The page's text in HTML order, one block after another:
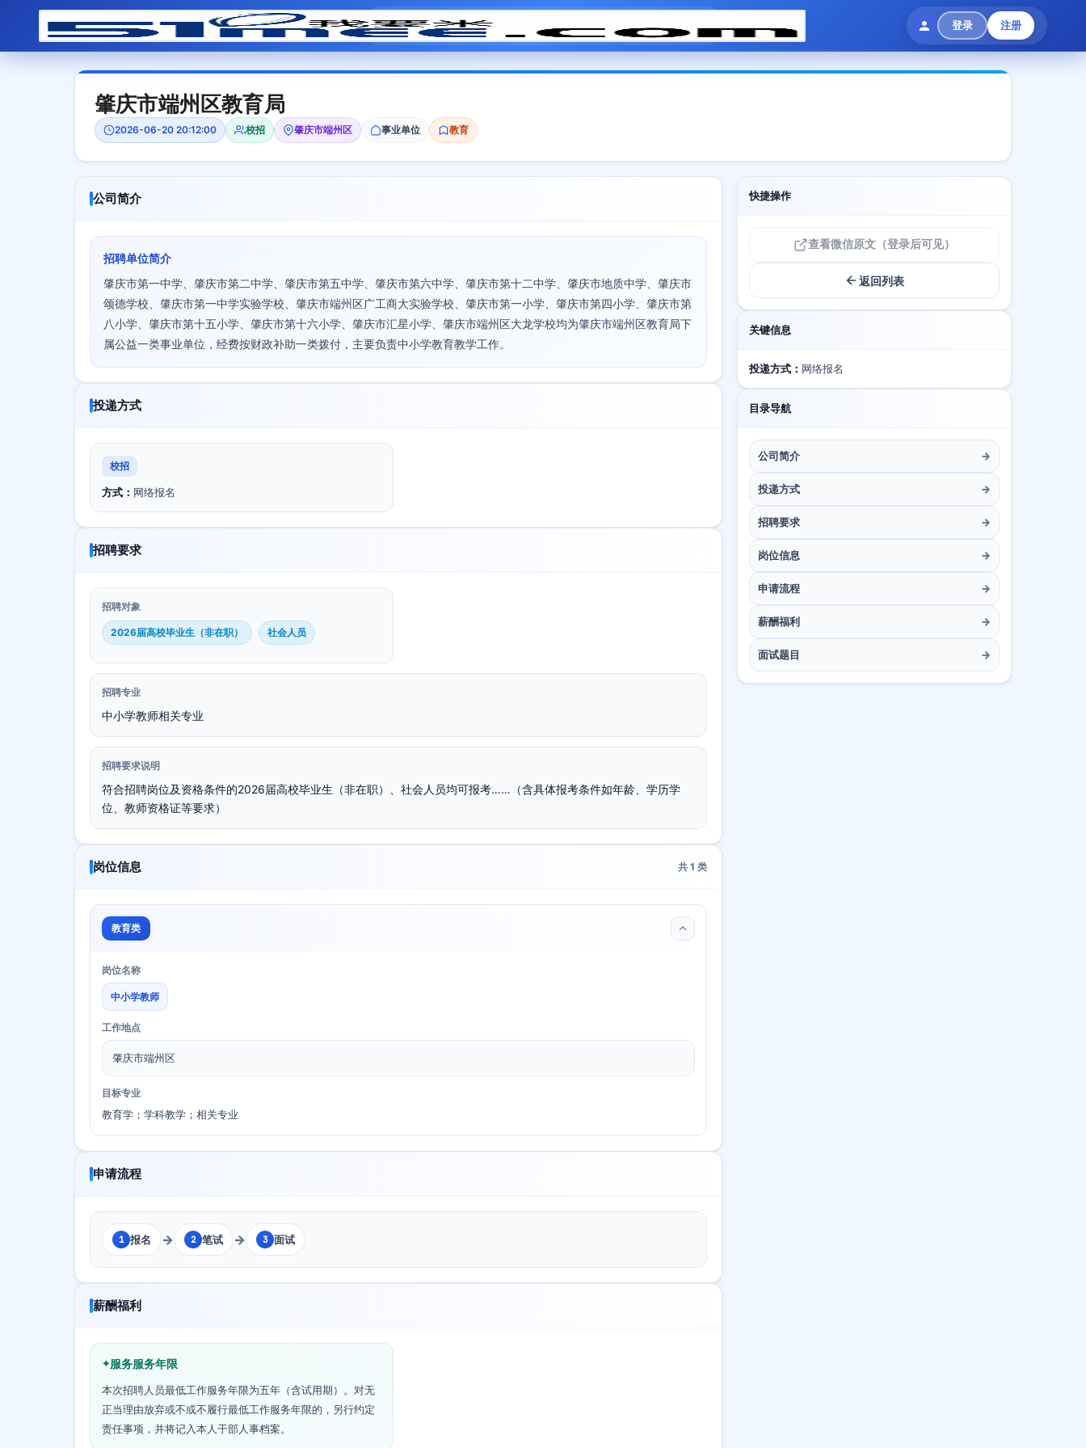
登录 注册
模拟面试 题目大全 招聘中心 会员专区
肇庆市端州区教育局
2026-06-20 20:12:00 校招 肇庆市端州区 事业单位 教育
公司简介
招聘单位简介
肇庆市第一中学、肇庆市第二中学、肇庆市第五中学、肇庆市第六中学、肇庆市第十二中学、肇庆市地质中学、肇庆市
颂德学校、肇庆市第一中学实验学校、肇庆市端州区广工商大实验学校、肇庆市第一小学、肇庆市第四小学、肇庆市第
八小学、肇庆市第十五小学、肇庆市第十六小学、肇庆市汇星小学、肇庆市端州区大龙学校均为肇庆市端州区教育局下
属公益一类事业单位，经费按财政补助一类拨付，主要负责中小学教育教学工作。
投递方式
校招
方式： 网络报名
招聘要求
招聘对象
2026届高校毕业生（非在职） 社会人员
招聘专业
中小学教师相关专业
招聘要求说明
符合招聘岗位及资格条件的2026届高校毕业生（非在职）、社会人员均可报考……（含具体报考条件如年龄、学历学
位、教师资格证等要求）
岗位信息 共 1 类
教育类
岗位名称
中小学教师
工作地点
肇庆市端州区
目标专业
教育学；学科教学；相关专业
申请流程
1 报名 → 2 笔试 → 3 面试
薪酬福利
服务服务年限
本次招聘人员最低工作服务年限为五年（含试用期）。对无
正当理由放弃或不或不履行最低工作服务年限的，另行约定
责任事项，并将记入本人干部人事档案。
快捷操作
查看微信原文（登录后可见）
返回列表
关键信息
投递方式： 网络报名
目录导航
公司简介 →
投递方式 →
招聘要求 →
岗位信息 →
申请流程 →
薪酬福利 →
面试题目 →